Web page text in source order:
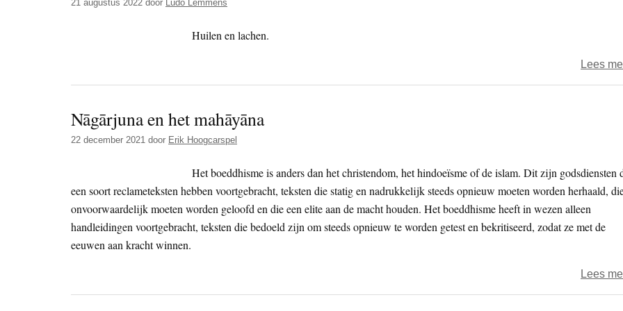
21 augustus 2022 door Ludo Lemmens
Huilen en lachen.
Lees
Nāgārjuna en het mahāyāna
22 december 2021 door Erik Hoogcarspel
Het boeddhisme is anders dan het christendom, het hindoeïsme of de islam. Dit zijn godsdiensten
een soort reclameteksten hebben voortgebracht, teksten die statig en nadrukkelijk steeds opnieuw moeten worden herhaald,
onvoorwaardelijk moeten worden geloofd en die een elite aan de macht houden. Het boeddhisme heeft in wezen alleen
handleidingen voortgebracht, teksten die bedoeld zijn om steeds opnieuw te worden getest en bekritiseerd, zodat ze met de
eeuwen aan kracht winnen.
Lees